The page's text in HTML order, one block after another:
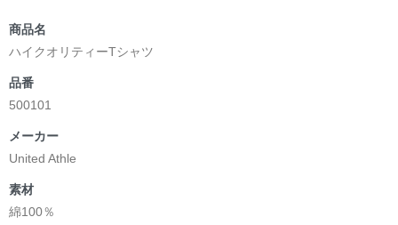
商品名
ハイクオリティーTシャツ
品番
500101
メーカー
United Athle
素材
綿100％